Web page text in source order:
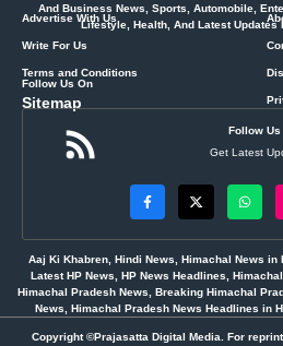
And Business News, Sports, Automobile,
Lifestyle, Health, And Latest Updates
Advertise With Us
Write For Us
Terms and Conditions
Sitemap
Follow Us On
Follow Us
Get Latest
Aaj Ki Khabren, Hindi News, Himachal News in
Latest HP News, HP News Headlines,
Himachal Pradesh News, Breaking Himachal
News, Himachal Pradesh News Headlines in
Copyright ©Prajasatta Digital Media. For